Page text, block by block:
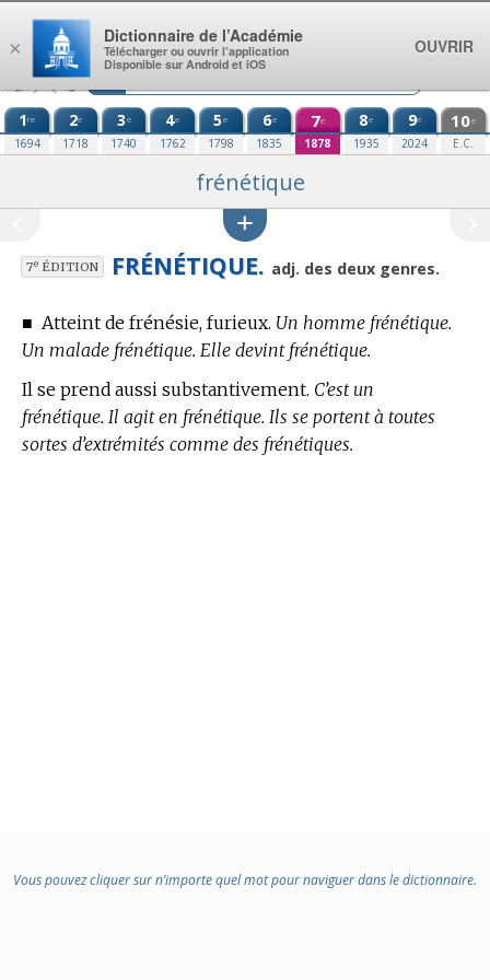
Aller au contenu
1re
1694
2e
1718
3e
1740
4e
1762
5e
1798
6e
1835
7e
1878
8e
1935
9e
2024
10e
E.C.
frénétique
7eÉDITION FRÉNÉTIQUE. adj. des deux genres.
■ Atteint de frénésie, furieux. Un homme frénétique.
Un malade frénétique. Elle devint frénétique.
Il se prend aussi substantivement. C’est un
frénétique. Il agit en frénétique. Ils se portent à toutes
sortes d’extrémités comme des frénétiques.
Vous pouvez cliquer sur n’importe quel mot pour naviguer dans le dictionnaire.
×
Dictionnaire de l’Académie
Télécharger ou ouvrir l’application
Disponible sur Android et iOS
OUVRIR